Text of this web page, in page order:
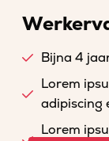
Bijna 4
Lorem
adipiscing
Lorem